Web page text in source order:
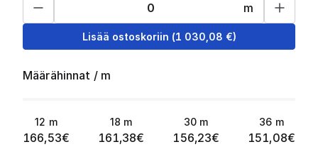
m
Lisää ostoskoriin (1 030,08 €)
Määrähinnat / m
12 m
166,53€
18 m
161,38€
30 m
156,23€
36 m
151,08€